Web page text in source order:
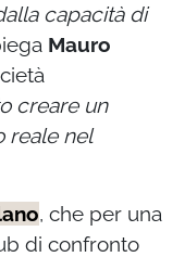
capacità di
Mauro
creare un
reale nel
, che per una
di confronto